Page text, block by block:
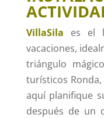
VillaSila es el
vacaciones,
triángulo
turísticos Ronda,
aquí planifique
después de un